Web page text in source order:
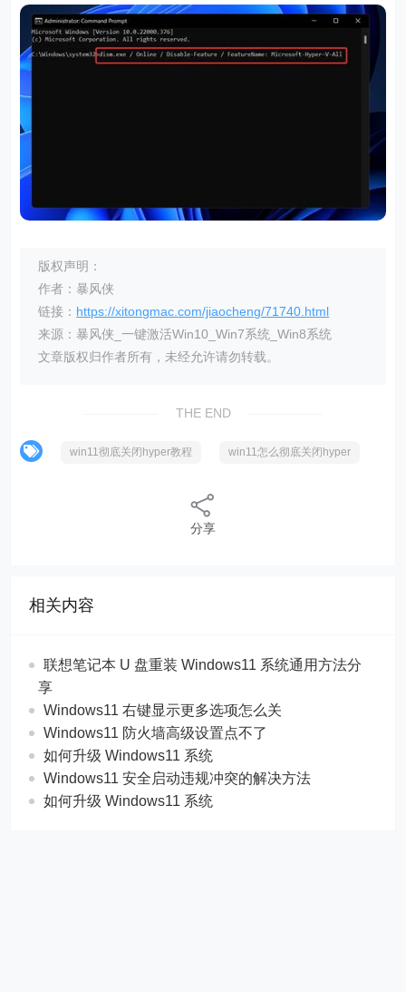
版权声明：
作者：暴风侠
链接： https://xitongmac.com/jiaocheng/71740.html
来源：暴风侠_一键激活Win10_Win7系统_Win8系统
文章版权归作者所有，未经允许请勿转载。
THE END
win11彻底关闭hyper教程 win11怎么彻底关闭hyper
分享
相关内容
联想笔记本 U 盘重装 Windows11 系统通用方法分
享
Windows11 右键显示更多选项怎么关
Windows11 防火墙高级设置点不了
如何升级 Windows11 系统
Windows11 安全启动违规冲突的解决方法
如何升级 Windows11 系统